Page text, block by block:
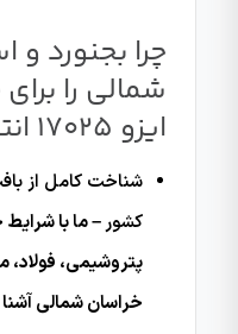
چرا بجنورد و
شمالی را
ایزو 17025 انتخاب کنید؟
شناخت کامل از
کشور – ما با
پتروشیمی،
خراسان شمالی